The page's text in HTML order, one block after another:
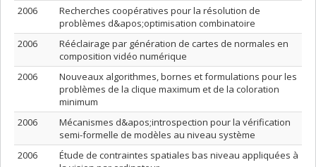
2006
Recherches coopératives pour la résolution de
problèmes d&apos;optimisation combinatoire
2006
Rééclairage par génération de cartes de normales en
composition vidéo numérique
2006
Nouveaux algorithmes, bornes et formulations pour les
problèmes de la clique maximum et de la coloration
minimum
2006
Mécanismes d&apos;introspection pour la vérification
semi-formelle de modèles au niveau système
2006
Étude de contraintes spatiales bas niveau appliquées à